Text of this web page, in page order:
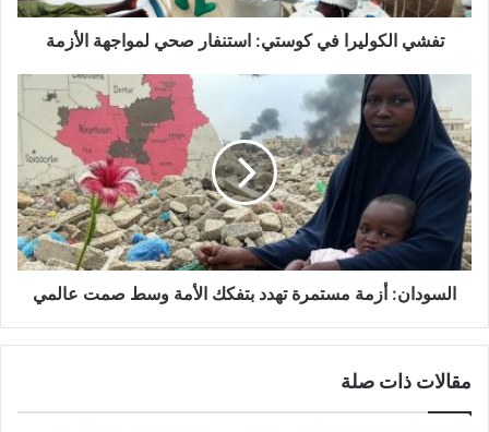
تفشي الكوليرا في كوستي: استنفار صحي لمواجهة الأزمة
السودان: أزمة مستمرة تهدد بتفكك الأمة وسط صمت عالمي
مقالات ذات صلة